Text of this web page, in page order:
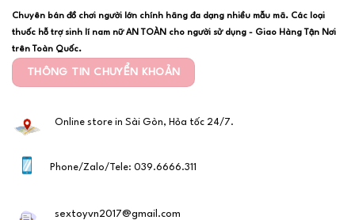
Chuyên bán đồ chơi người lớn chính hãng đa dạng nhiều mẫu mã. Các loại
thuốc hỗ trợ sinh lí nam nữ AN TOÀN cho người sử dụng - Giao Hàng Tận Nơi
trên Toàn Quốc.
THÔNG TIN CHUYỂN KHOẢN
Online store in Sài Gòn, Hỏa tốc 24/7.
Phone/Zalo/Tele: 039.6666.311
sextoyvn2017@gmail.com